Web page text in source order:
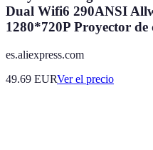
Dual Wifi6 290ANSI
1280*720P Proyector de
es.aliexpress.com
49.69 EURVer el precio